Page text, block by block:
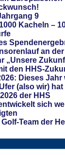
9
Kacheln –
an der
„Unsere
den HHS-
Dieses Jahr
(also wir)
der HHS
sich
Team der